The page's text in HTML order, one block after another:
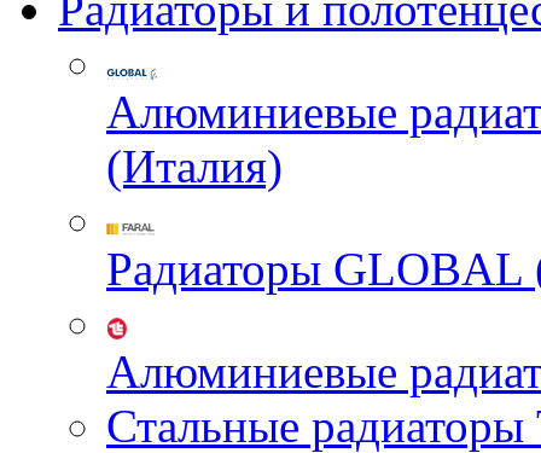
Алюминиевые
(Италия)
Радиаторы GLOBAL
Алюминиевые
Стальные